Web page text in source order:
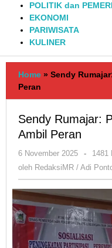
POLITIK dan
EKONOMI
PARIWISATA
KULINER
Home » Sendy
Peran
Sendy Rumajar:
Ambil Peran
6 November 2025
oleh
Pontoan
-
1481
oleh RedaksiMR / Adi